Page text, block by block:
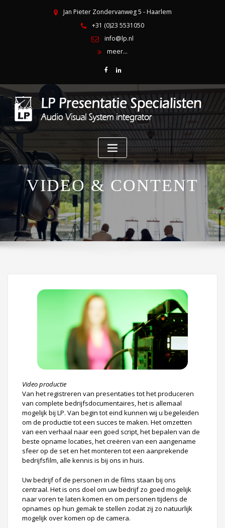
Jan Pieter Zondervanweg 5 - Haarlem
+31 (0)23 5531050
info@lp.nl
meer...
VIDEO & CONTENT
Video productie
Van het registreren van presentaties tot het produceren
van complete bedrijfsdocumentaires, het is allemaal
mogelijk bij LP. Van begin tot eind kunnen wij u begeleiden
om de productie tot een succes te maken. Het omzetten
van een verhaal naar een goed script, het bepalen van de
beste opname locaties, het creëren van een aangename
sfeer op de set en het monteren tot een aanprekende
bedrijfsfilm, alle kennis is bij ons in huis.
Uw bedrijf of de personen in de films staan bij ons
centraal. Het is ons doel om uw bedrijf zo goed mogelijk
naar voren te laten komen en om personen tijdens de
opnames op hun gemak te stellen zodat zij zo natuurlijk
mogelijk over komen op de camera.